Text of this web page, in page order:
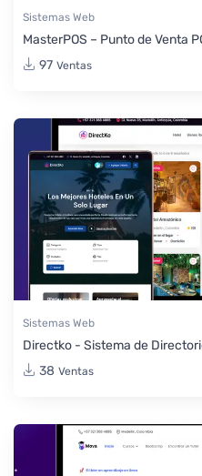
Sistemas Web
MasterPOS – Punto de Venta
97 Ventas
Sistemas Web
Directko - Sistema de
38 Ventas